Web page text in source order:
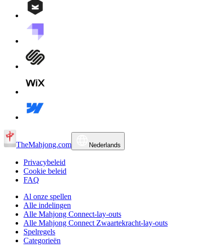
TheMahjong.com Nederlands
Privacybeleid
Cookie beleid
FAQ
Al onze spellen
Alle indelingen
Alle Mahjong Connect-lay-outs
Alle Mahjong Connect Zwaartekracht-lay-outs
Spelregels
Categorieën